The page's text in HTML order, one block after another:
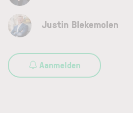
Justin Blekemolen
Aanmelden